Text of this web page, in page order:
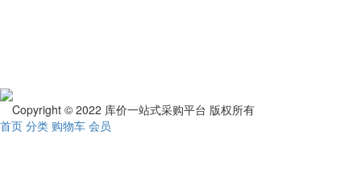
Copyright © 2022 库价一站式采购平台 版权所有
首页 分类 购物车 会员